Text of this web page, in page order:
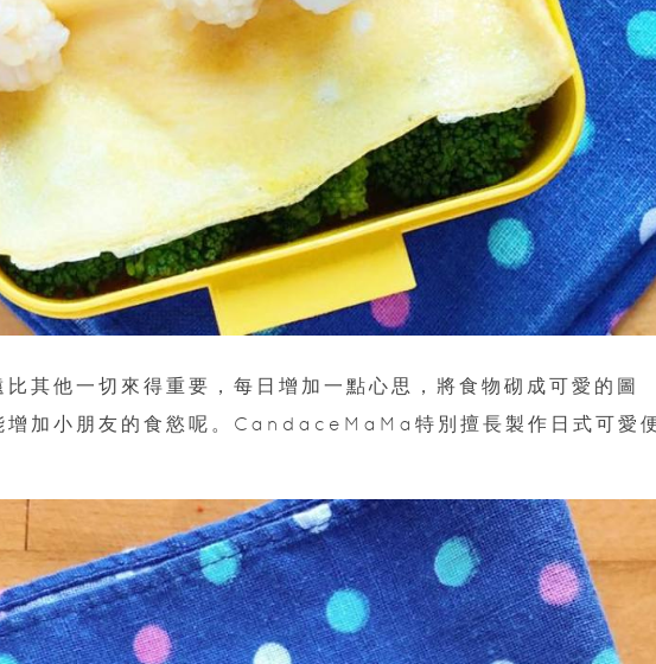
其他一切來得重要，每日增加一點心思，將食物砌成可愛的圖
增加小朋友的食慾呢。CandaceMaMa特別擅長製作日式可愛